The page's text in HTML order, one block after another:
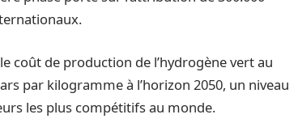
coût de production de l’hydrogène vert au
par kilogramme à l’horizon 2050, un niveau
les plus compétitifs au monde.